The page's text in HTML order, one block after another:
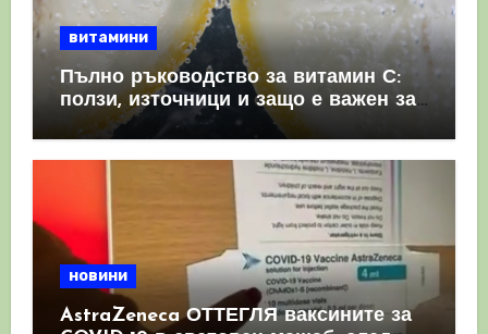
витамини
Пълно ръководство за витамин С:
ползи, източници и защо е важен за
имунната система
новини
AstraZeneca ОТТЕГЛЯ ваксините за